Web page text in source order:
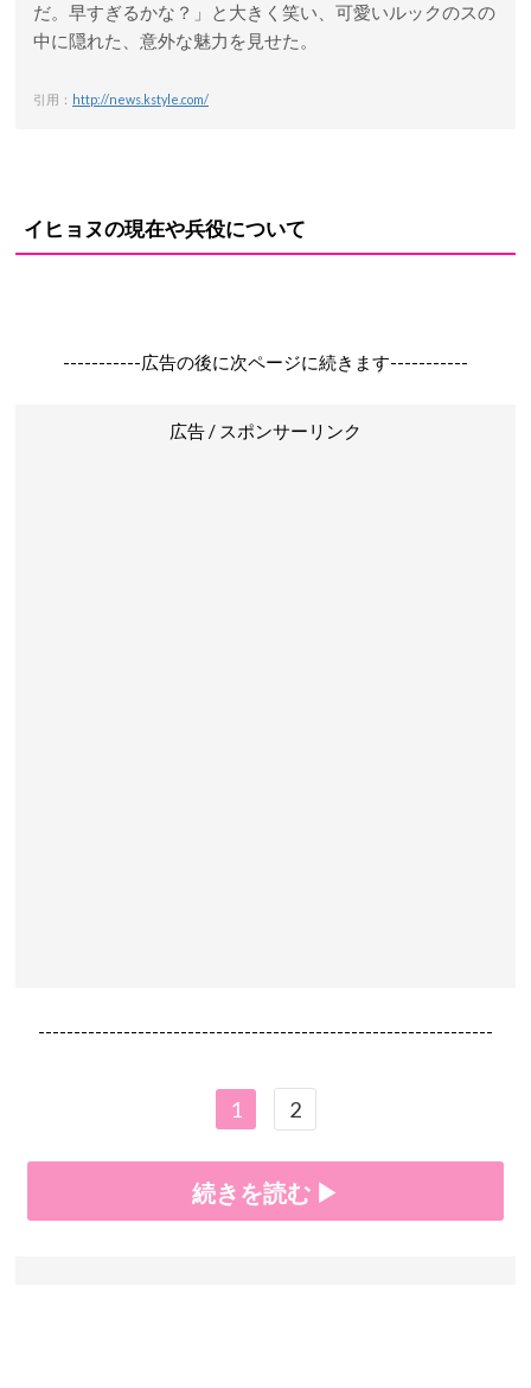
だ。早すぎるかな？」と大きく笑い、可愛いルックのスの
中に隠れた、意外な魅力を見せた。
引用： http://news.kstyle.com/
イヒョヌの現在や兵役について
-----------広告の後に次ページに続きます-----------
広告 / スポンサーリンク
----------------------------------------------------------------
1 2
続きを読む ▶